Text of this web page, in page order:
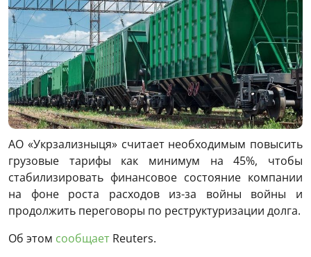
АО «Укрзализныця» считает необходимым повысить
грузовые тарифы как минимум на 45%, чтобы
стабилизировать финансовое состояние компании
на фоне роста расходов из-за войны войны и
продолжить переговоры по реструктуризации долга.
Об этом сообщает Reuters.